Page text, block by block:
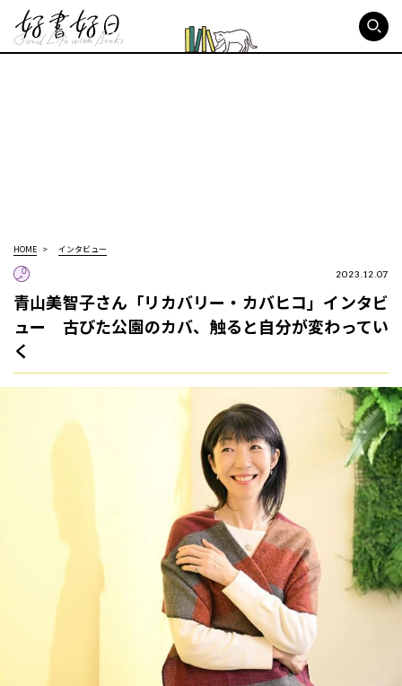
HOME インタビュー
2023.12.07
青山美智子さん「リカバリー・カバヒコ」インタビ
ュー 古びた公園のカバ、触ると自分が変わってい
く